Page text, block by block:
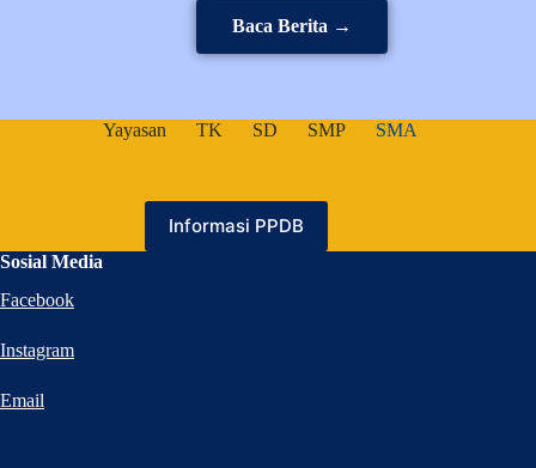
Baca Berita →
Yayasan TK SD SMP SMA
Informasi PPDB
Sosial Media
Facebook
Instagram
Email